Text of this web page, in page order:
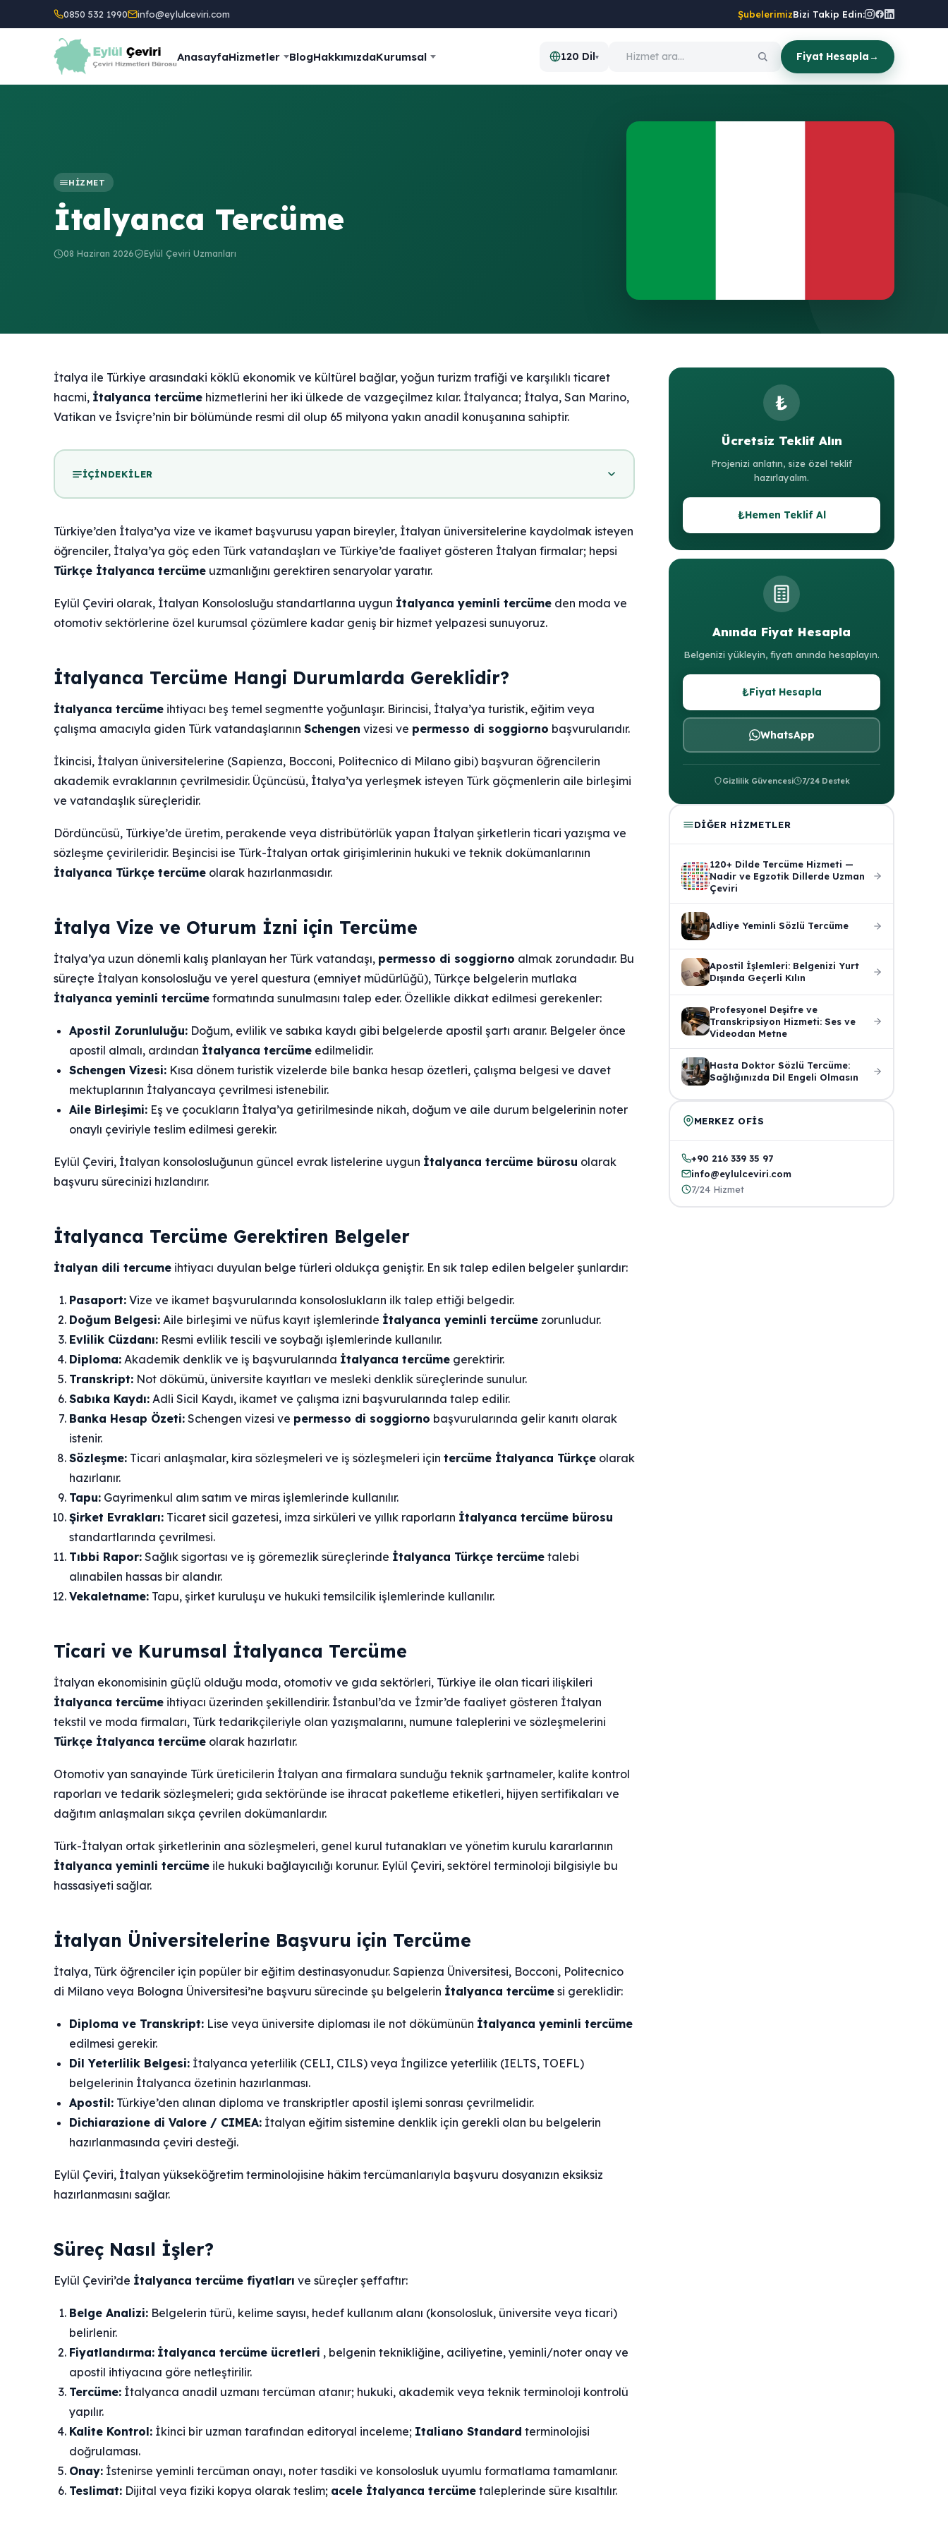
0850 532 1990 info@eylulceviri.com ŞubelerimizBizi Takip Edin:
AnasayfaHizmetler BlogHakkımızdaKurumsal 120 Dil▾ Fiyat Hesapla→
HIZMET
İtalyanca Tercüme
08 Haziran 2026 Eylül Çeviri Uzmanları
İtalya ile Türkiye arasındaki köklü ekonomik ve kültürel bağlar, yoğun turizm trafiği ve karşılıklı ticaret
hacmi, İtalyanca tercüme hizmetlerini her iki ülkede de vazgeçilmez kılar. İtalyanca; İtalya, San Marino,
Vatikan ve İsviçre’nin bir bölümünde resmi dil olup 65 milyona yakın anadil konuşanına sahiptir.
İÇINDEKILER
Türkiye’den İtalya’ya vize ve ikamet başvurusu yapan bireyler, İtalyan üniversitelerine kaydolmak isteyen
öğrenciler, İtalya’ya göç eden Türk vatandaşları ve Türkiye’de faaliyet gösteren İtalyan firmalar; hepsi
Türkçe İtalyanca tercüme uzmanlığını gerektiren senaryolar yaratır.
Eylül Çeviri olarak, İtalyan Konsolosluğu standartlarına uygun İtalyanca yeminli tercüme den moda ve
otomotiv sektörlerine özel kurumsal çözümlere kadar geniş bir hizmet yelpazesi sunuyoruz.
İtalyanca Tercüme Hangi Durumlarda Gereklidir?
İtalyanca tercüme ihtiyacı beş temel segmentte yoğunlaşır. Birincisi, İtalya’ya turistik, eğitim veya
çalışma amacıyla giden Türk vatandaşlarının Schengen vizesi ve permesso di soggiorno başvurularıdır.
İkincisi, İtalyan üniversitelerine (Sapienza, Bocconi, Politecnico di Milano gibi) başvuran öğrencilerin
akademik evraklarının çevrilmesidir. Üçüncüsü, İtalya’ya yerleşmek isteyen Türk göçmenlerin aile birleşimi
ve vatandaşlık süreçleridir.
Dördüncüsü, Türkiye’de üretim, perakende veya distribütörlük yapan İtalyan şirketlerin ticari yazışma ve
sözleşme çevirileridir. Beşincisi ise Türk-İtalyan ortak girişimlerinin hukuki ve teknik dokümanlarının
İtalyanca Türkçe tercüme olarak hazırlanmasıdır.
İtalya Vize ve Oturum İzni için Tercüme
İtalya’ya uzun dönemli kalış planlayan her Türk vatandaşı, permesso di soggiorno almak zorundadır. Bu
süreçte İtalyan konsolosluğu ve yerel questura (emniyet müdürlüğü), Türkçe belgelerin mutlaka
İtalyanca yeminli tercüme formatında sunulmasını talep eder. Özellikle dikkat edilmesi gerekenler:
Apostil Zorunluluğu: Doğum, evlilik ve sabıka kaydı gibi belgelerde apostil şartı aranır. Belgeler önce
apostil almalı, ardından İtalyanca tercüme edilmelidir.
Schengen Vizesi: Kısa dönem turistik vizelerde bile banka hesap özetleri, çalışma belgesi ve davet
mektuplarının İtalyancaya çevrilmesi istenebilir.
Aile Birleşimi: Eş ve çocukların İtalya’ya getirilmesinde nikah, doğum ve aile durum belgelerinin noter
onaylı çeviriyle teslim edilmesi gerekir.
Eylül Çeviri, İtalyan konsolosluğunun güncel evrak listelerine uygun İtalyanca tercüme bürosu olarak
başvuru sürecinizi hızlandırır.
İtalyanca Tercüme Gerektiren Belgeler
İtalyan dili tercume ihtiyacı duyulan belge türleri oldukça geniştir. En sık talep edilen belgeler şunlardır:
Pasaport: Vize ve ikamet başvurularında konsoloslukların ilk talep ettiği belgedir.
Doğum Belgesi: Aile birleşimi ve nüfus kayıt işlemlerinde İtalyanca yeminli tercüme zorunludur.
Evlilik Cüzdanı: Resmi evlilik tescili ve soybağı işlemlerinde kullanılır.
Diploma: Akademik denklik ve iş başvurularında İtalyanca tercüme gerektirir.
Transkript: Not dökümü, üniversite kayıtları ve mesleki denklik süreçlerinde sunulur.
Sabıka Kaydı: Adli Sicil Kaydı, ikamet ve çalışma izni başvurularında talep edilir.
Banka Hesap Özeti: Schengen vizesi ve permesso di soggiorno başvurularında gelir kanıtı olarak
istenir.
Sözleşme: Ticari anlaşmalar, kira sözleşmeleri ve iş sözleşmeleri için tercüme İtalyanca Türkçe olarak
hazırlanır.
Tapu: Gayrimenkul alım satım ve miras işlemlerinde kullanılır.
Şirket Evrakları: Ticaret sicil gazetesi, imza sirküleri ve yıllık raporların İtalyanca tercüme bürosu
standartlarında çevrilmesi.
Tıbbi Rapor: Sağlık sigortası ve iş göremezlik süreçlerinde İtalyanca Türkçe tercüme talebi
alınabilen hassas bir alandır.
Vekaletname: Tapu, şirket kuruluşu ve hukuki temsilcilik işlemlerinde kullanılır.
Ticari ve Kurumsal İtalyanca Tercüme
İtalyan ekonomisinin güçlü olduğu moda, otomotiv ve gıda sektörleri, Türkiye ile olan ticari ilişkileri
İtalyanca tercüme ihtiyacı üzerinden şekillendirir. İstanbul’da ve İzmir’de faaliyet gösteren İtalyan
tekstil ve moda firmaları, Türk tedarikçileriyle olan yazışmalarını, numune taleplerini ve sözleşmelerini
Türkçe İtalyanca tercüme olarak hazırlatır.
Otomotiv yan sanayinde Türk üreticilerin İtalyan ana firmalara sunduğu teknik şartnameler, kalite kontrol
raporları ve tedarik sözleşmeleri; gıda sektöründe ise ihracat paketleme etiketleri, hijyen sertifikaları ve
dağıtım anlaşmaları sıkça çevrilen dokümanlardır.
Türk-İtalyan ortak şirketlerinin ana sözleşmeleri, genel kurul tutanakları ve yönetim kurulu kararlarının
İtalyanca yeminli tercüme ile hukuki bağlayıcılığı korunur. Eylül Çeviri, sektörel terminoloji bilgisiyle bu
hassasiyeti sağlar.
İtalyan Üniversitelerine Başvuru için Tercüme
İtalya, Türk öğrenciler için popüler bir eğitim destinasyonudur. Sapienza Üniversitesi, Bocconi, Politecnico
di Milano veya Bologna Üniversitesi’ne başvuru sürecinde şu belgelerin İtalyanca tercüme si gereklidir:
Diploma ve Transkript: Lise veya üniversite diploması ile not dökümünün İtalyanca yeminli tercüme
edilmesi gerekir.
Dil Yeterlilik Belgesi: İtalyanca yeterlilik (CELI, CILS) veya İngilizce yeterlilik (IELTS, TOEFL)
belgelerinin İtalyanca özetinin hazırlanması.
Apostil: Türkiye’den alınan diploma ve transkriptler apostil işlemi sonrası çevrilmelidir.
Dichiarazione di Valore / CIMEA: İtalyan eğitim sistemine denklik için gerekli olan bu belgelerin
hazırlanmasında çeviri desteği.
Eylül Çeviri, İtalyan yükseköğretim terminolojisine hâkim tercümanlarıyla başvuru dosyanızın eksiksiz
hazırlanmasını sağlar.
Süreç Nasıl İşler?
Eylül Çeviri’de İtalyanca tercüme fiyatları ve süreçler şeffaftır:
Belge Analizi: Belgelerin türü, kelime sayısı, hedef kullanım alanı (konsolosluk, üniversite veya ticari)
belirlenir.
Fiyatlandırma: İtalyanca tercüme ücretleri , belgenin teknikliğine, aciliyetine, yeminli/noter onay ve
apostil ihtiyacına göre netleştirilir.
Tercüme: İtalyanca anadil uzmanı tercüman atanır; hukuki, akademik veya teknik terminoloji kontrolü
yapılır.
Kalite Kontrol: İkinci bir uzman tarafından editoryal inceleme; Italiano Standard terminolojisi
doğrulaması.
Onay: İstenirse yeminli tercüman onayı, noter tasdiki ve konsolosluk uyumlu formatlama tamamlanır.
Teslimat: Dijital veya fiziki kopya olarak teslim; acele İtalyanca tercüme taleplerinde süre kısaltılır.
₺
Ücretsiz Teklif Alın
Projenizi anlatın, size özel teklif
hazırlayalım.
₺Hemen Teklif Al
Anında Fiyat Hesapla
Belgenizi yükleyin, fiyatı anında hesaplayın.
₺Fiyat Hesapla
WhatsApp
Gizlilik Güvencesi 7/24 Destek
DIĞER HIZMETLER
120+ Dilde Tercüme Hizmeti —
Nadir ve Egzotik Dillerde Uzman
Çeviri
Adliye Yeminli Sözlü Tercüme
Apostil İşlemleri: Belgenizi Yurt
Dışında Geçerli Kılın
Profesyonel Deşifre ve
Transkripsiyon Hizmeti: Ses ve
Videodan Metne
Hasta Doktor Sözlü Tercüme:
Sağlığınızda Dil Engeli Olmasın
MERKEZ OFIS
+90 216 339 35 97
info@eylulceviri.com
7/24 Hizmet